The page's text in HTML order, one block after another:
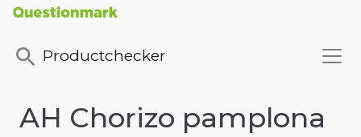
Productchecker
AH Chorizo pamplona